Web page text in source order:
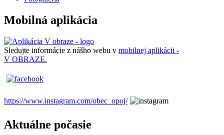
Mobilná aplikácia
Sledujte informácie z nášho webu v mobilnej aplikácii -
V OBRAZE.
https://www.instagram.com/obec_opoj/
Aktuálne počasie